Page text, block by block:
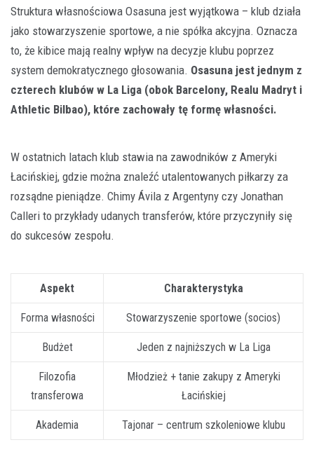
Struktura własnościowa Osasuna jest wyjątkowa – klub działa
jako stowarzyszenie sportowe, a nie spółka akcyjna. Oznacza
to, że kibice mają realny wpływ na decyzje klubu poprzez
system demokratycznego głosowania. Osasuna jest jednym z
czterech klubów w La Liga (obok Barcelony, Realu Madryt i
Athletic Bilbao), które zachowały tę formę własności.
W ostatnich latach klub stawia na zawodników z Ameryki
Łacińskiej, gdzie można znaleźć utalentowanych piłkarzy za
rozsądne pieniądze. Chimy Ávila z Argentyny czy Jonathan
Calleri to przykłady udanych transferów, które przyczyniły się
do sukcesów zespołu.
Aspekt Charakterystyka
Forma własności Stowarzyszenie sportowe (socios)
Budżet Jeden z najniższych w La Liga
Filozofia
transferowa
Młodzież + tanie zakupy z Ameryki
Łacińskiej
Akademia Tajonar – centrum szkoleniowe klubu